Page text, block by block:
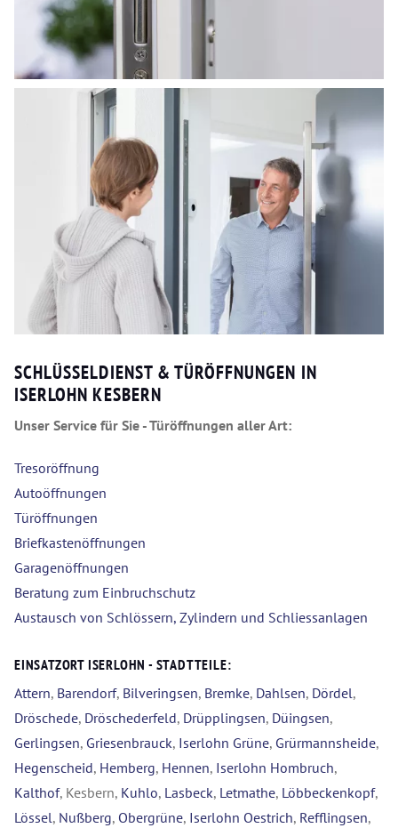
SCHLÜSSELDIENST & TÜRÖFFNUNGEN IN
ISERLOHN KESBERN
Unser Service für Sie - Türöffnungen aller Art:
Tresoröffnung
Autoöffnungen
Türöffnungen
Briefkastenöffnungen
Garagenöffnungen
Beratung zum Einbruchschutz
Austausch von Schlössern, Zylindern und Schliessanlagen
EINSATZORT ISERLOHN - STADTTEILE:
Attern, Barendorf, Bilveringsen, Bremke, Dahlsen, Dördel,
Dröschede, Dröschederfeld, Drüpplingsen, Düingsen,
Gerlingsen, Griesenbrauck, Iserlohn Grüne, Grürmannsheide,
Hegenscheid, Hemberg, Hennen, Iserlohn Hombruch,
Kalthof, Kesbern, Kuhlo, Lasbeck, Letmathe, Löbbeckenkopf,
Lössel, Nußberg, Obergrüne, Iserlohn Oestrich, Refflingsen,